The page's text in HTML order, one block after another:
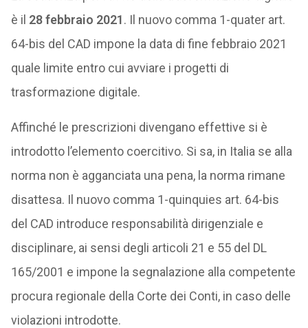
è il 28 febbraio 2021. Il nuovo comma 1-quater art.
64-bis del CAD impone la data di fine febbraio 2021
quale limite entro cui avviare i progetti di
trasformazione digitale.
Affinché le prescrizioni divengano effettive si è
introdotto l’elemento coercitivo. Si sa, in Italia se alla
norma non è agganciata una pena, la norma rimane
disattesa. Il nuovo comma 1-quinquies art. 64-bis
del CAD introduce responsabilità dirigenziale e
disciplinare, ai sensi degli articoli 21 e 55 del DL
165/2001 e impone la segnalazione alla competente
procura regionale della Corte dei Conti, in caso delle
violazioni introdotte.